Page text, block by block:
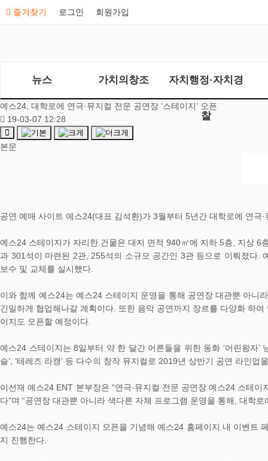
즐겨찾기 로그인 회원가입
뉴스 가치의창조 자치행정·자치경
찰
예스24, 대학로에 연극·뮤지컬 전문 공연장 ‘스테이지’ 오픈
19-03-07 12:28
본문
공연 예매 사이트 예스24(대표 김석환)가 3월부터 5년간 대학로에 연극
예스24 스테이지가 자리한 건물은 대지 면적 940㎡에 지하 5층, 지상
과 301석이 마련된 2관, 255석의 소규모 공간인 3관 등으로 이뤄졌다.
보수 및 교체를 실시했다.
이와 함께 예스24는 예스24 스테이지 운영을 통해 공연장 대관뿐 아니
긴밀하게 협업해나갈 계획이다. 또한 음악 공연까지 장르를 다양화 하
이지도 오픈할 예정이다.
예스24 스테이지는 8일부터 약 한 달간 어른들을 위한 동화 ‘어린왕자’
슬’, ‘테레즈 라캥’ 등 다수의 창작 뮤지컬로 2019년 상반기 공연 라인업
이선재 예스24 ENT 본부장은 “연극·뮤지컬 전문 공연장 예스24 스테
다”며 “공연장 대관뿐 아니라 색다른 자체 프로그램 운영을 통해, 대학
예스24는 예스24 스테이지 오픈을 기념해 예스24 홈페이지 내 이벤트
지 진행한다.